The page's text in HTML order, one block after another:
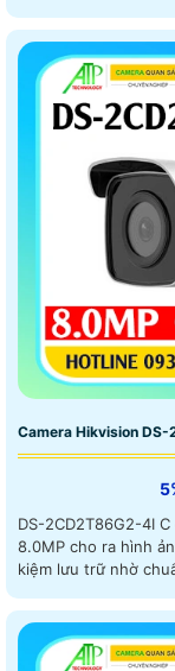
Camera Hikvision
DS-2CD2T86G2-4I
8.0MP cho ra hình
kiệm lưu trữ nhờ